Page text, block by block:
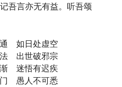
吾言亦无有益。听吾颂
如日处虚空
出世破邪宗
迷悟有迟疾
门 愚人不可悉